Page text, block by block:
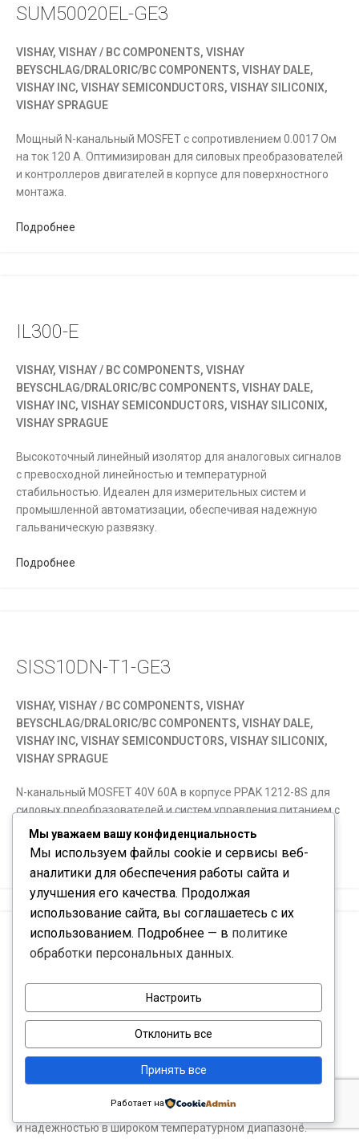
SUM50020EL-GE3
VISHAY, VISHAY / BC COMPONENTS, VISHAY
BEYSCHLAG/DRALORIC/BC COMPONENTS, VISHAY DALE,
VISHAY INC, VISHAY SEMICONDUCTORS, VISHAY SILICONIX,
VISHAY SPRAGUE
Мощный N-канальный MOSFET с сопротивлением 0.0017 Ом
на ток 120 А. Оптимизирован для силовых преобразователей
и контроллеров двигателей в корпусе для поверхностного
монтажа.
Подробнее
IL300-E
VISHAY, VISHAY / BC COMPONENTS, VISHAY
BEYSCHLAG/DRALORIC/BC COMPONENTS, VISHAY DALE,
VISHAY INC, VISHAY SEMICONDUCTORS, VISHAY SILICONIX,
VISHAY SPRAGUE
Высокоточный линейный изолятор для аналоговых сигналов
с превосходной линейностью и температурной
стабильностью. Идеален для измерительных систем и
промышленной автоматизации, обеспечивая надежную
гальваническую развязку.
Подробнее
SISS10DN-T1-GE3
VISHAY, VISHAY / BC COMPONENTS, VISHAY
BEYSCHLAG/DRALORIC/BC COMPONENTS, VISHAY DALE,
VISHAY INC, VISHAY SEMICONDUCTORS, VISHAY SILICONIX,
VISHAY SPRAGUE
N-канальный MOSFET 40V 60A в корпусе PPAK 1212-8S для
силовых преобразователей и систем управления питанием с
высоким КПД и отличным тепловыделением.
PTС238166193139
VISHAY, VISHAY / BC COMPONENTS, VISHAY
BEYSCHLAG/DRALORIC/BC COMPONENTS, VISHAY DALE,
VISHAY INC, VISHAY SEMICONDUCTORS, VISHAY SILICONIX,
VISHAY SPRAGUE
электроники, отличающийся стабильностью, низким шумом
и надежностью в широком температурном диапазоне.
Мы уважаем вашу конфиденциальность
Мы используем файлы cookie и сервисы веб-
аналитики для обеспечения работы сайта и
улучшения его качества. Продолжая
использование сайта, вы соглашаетесь с их
использованием. Подробнее — в политике
обработки персональных данных.
Настроить
Отклонить все
Принять все
Работает на